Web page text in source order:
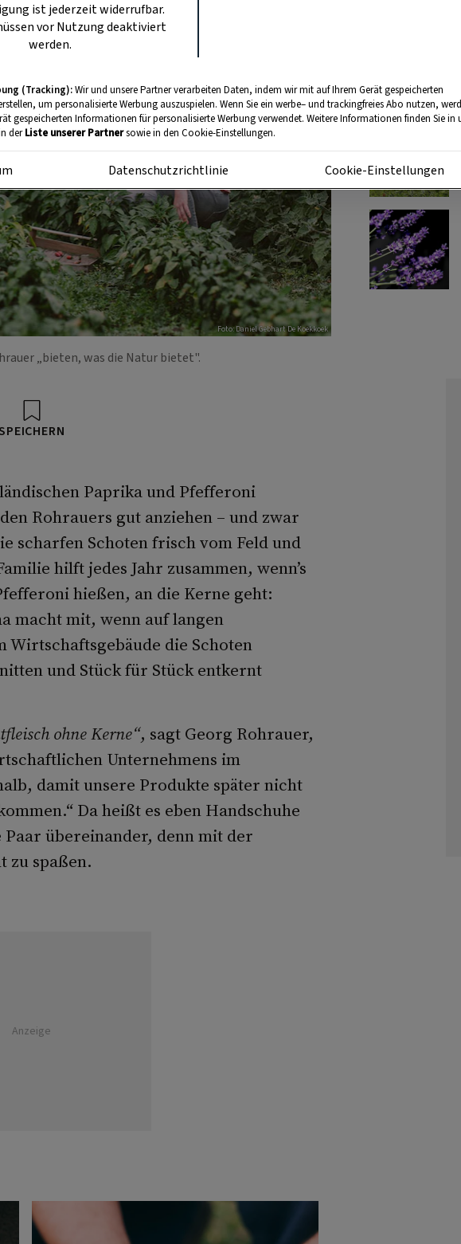
Foto: Daniel Gebhart De Koekkoek
„bieten, was die Natur bietet".
Paprika und Pfefferoni
Rohrauers gut anziehen – und zwar
scharfen Schoten frisch vom Feld und
hilft jedes Jahr zusammen, wenn’s
hießen, an die Kerne geht:
macht mit, wenn auf langen
die Schoten
und Stück für Stück entkernt
ohne Kerne“, sagt Georg Rohrauer,
Unternehmens im
damit unsere Produkte später nicht
Da heißt es eben Handschuhe
übereinander, denn mit der
zu spaßen.
Anzeige
ist jederzeit widerrufbar.
vor Nutzung deaktiviert
werden.
(Tracking):Wir und unsere Partner verarbeiten Daten, indem wir mit auf Ihrem Gerät gespeicherten
um personalisierte Werbung auszuspielen. Wenn Sie ein werbe– und trackingfreies Abo nutzen,
gespeicherten Informationen für personalisierte Werbung verwendet. Weitere Informationen finden Sie in
derListe unserer Partnersowie in den Cookie-Einstellungen.
Datenschutzrichtlinie Cookie-Einstellungen